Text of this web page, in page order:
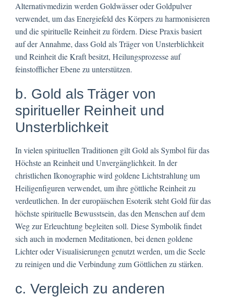
Alternativmedizin werden Goldwässer oder Goldpulver
verwendet, um das Energiefeld des Körpers zu harmonisieren
und die spirituelle Reinheit zu fördern. Diese Praxis basiert
auf der Annahme, dass Gold als Träger von Unsterblichkeit
und Reinheit die Kraft besitzt, Heilungsprozesse auf
feinstofflicher Ebene zu unterstützen.
b. Gold als Träger von
spiritueller Reinheit und
Unsterblichkeit
In vielen spirituellen Traditionen gilt Gold als Symbol für das
Höchste an Reinheit und Unvergänglichkeit. In der
christlichen Ikonographie wird goldene Lichtstrahlung um
Heiligenfiguren verwendet, um ihre göttliche Reinheit zu
verdeutlichen. In der europäischen Esoterik steht Gold für das
höchste spirituelle Bewusstsein, das den Menschen auf dem
Weg zur Erleuchtung begleiten soll. Diese Symbolik findet
sich auch in modernen Meditationen, bei denen goldene
Lichter oder Visualisierungen genutzt werden, um die Seele
zu reinigen und die Verbindung zum Göttlichen zu stärken.
c. Vergleich zu anderen